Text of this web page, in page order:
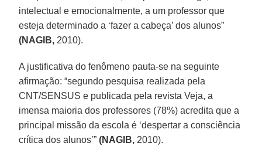
intelectual e emocionalmente, a um professor que
esteja determinado a ‘fazer a cabeça’ dos alunos”
(NAGIB, 2010).
A justificativa do fenômeno pauta-se na seguinte
afirmação: “segundo pesquisa realizada pela
CNT/SENSUS e publicada pela revista Veja, a
imensa maioria dos professores (78%) acredita que a
principal missão da escola é ‘despertar a consciência
crítica dos alunos’”(NAGIB, 2010).